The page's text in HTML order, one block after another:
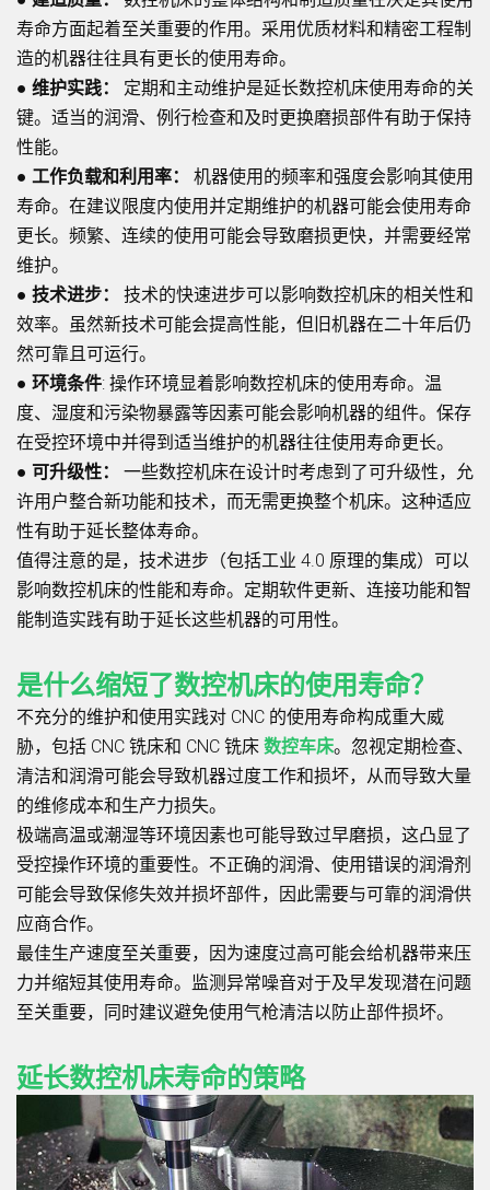
寿命方面起着至关重要的作用。采用优质材料和精密工程制
造的机器往往具有更长的使用寿命。
● 维护实践：
定期和主动维护是延长数控机床使用寿命的关
键。适当的润滑、例行检查和及时更换磨损部件有助于保持
性能。
● 工作负载和利用率：
机器使用的频率和强度会影响其使用
寿命。在建议限度内使用并定期维护的机器可能会使用寿命
更长。频繁、连续的使用可能会导致磨损更快，并需要经常
维护。
● 技术进步：
技术的快速进步可以影响数控机床的相关性和
效率。虽然新技术可能会提高性能，但旧机器在二十年后仍
然可靠且可运行。
● 环境条件: 操作环境显着影响数控机床的使用寿命。温
度、湿度和污染物暴露等因素可能会影响机器的组件。保存
在受控环境中并得到适当维护的机器往往使用寿命更长。
● 可升级性：
一些数控机床在设计时考虑到了可升级性，允
许用户整合新功能和技术，而无需更换整个机床。这种适应
性有助于延长整体寿命。
值得注意的是，技术进步（包括工业 4.0 原理的集成）可以
影响数控机床的性能和寿命。定期软件更新、连接功能和智
能制造实践有助于延长这些机器的可用性。
是什么缩短了数控机床的使用寿命？
不充分的维护和使用实践对 CNC 的使用寿命构成重大威
胁，包括 CNC 铣床和 CNC 铣床 数控车床。忽视定期检查、
清洁和润滑可能会导致机器过度工作和损坏，从而导致大量
的维修成本和生产力损失。
极端高温或潮湿等环境因素也可能导致过早磨损，这凸显了
受控操作环境的重要性。不正确的润滑、使用错误的润滑剂
可能会导致保修失效并损坏部件，因此需要与可靠的润滑供
应商合作。
最佳生产速度至关重要，因为速度过高可能会给机器带来压
力并缩短其使用寿命。监测异常噪音对于及早发现潜在问题
至关重要，同时建议避免使用气枪清洁以防止部件损坏。
延长数控机床寿命的策略